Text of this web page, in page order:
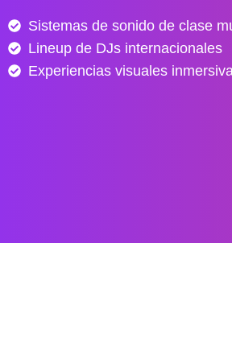
s
d
e
Sistemas de sonido de clase
Lineup de DJs internacionales
Experiencias visuales